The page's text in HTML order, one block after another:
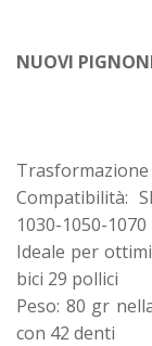
NUOVI
Trasformazione
Compatibilità:
1030-1050-1070
Ideale per
bici 29 pollici
Peso: 80 gr
con 42 denti